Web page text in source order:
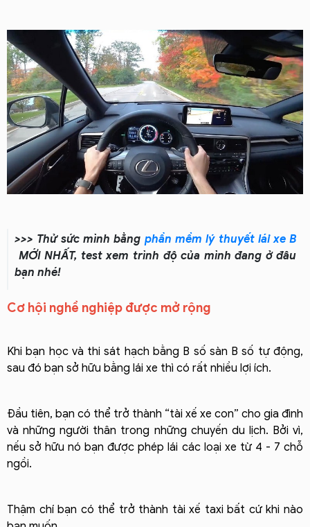
>>> Thử sức mình bằng phần mềm lý thuyết lái xe B
MỚI NHẤT, test xem trình độ của mình đang ở đâu
bạn nhé!
Cơ hội nghề nghiệp được mở rộng
Khi bạn học và thi sát hạch bằng B số sàn B số tự động,
sau đó bạn sở hữu bằng lái xe thì có rất nhiều lợi ích.
Đầu tiên, bạn có thể trở thành “tài xế xe con” cho gia đình
và những người thân trong những chuyến du lịch. Bởi vì,
nếu sở hữu nó bạn được phép lái các loại xe từ 4 - 7 chỗ
ngồi.
Thậm chí bạn có thể trở thành tài xế taxi bất cứ khi nào